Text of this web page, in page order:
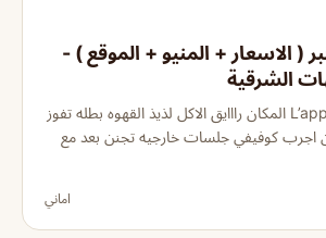
( الاسعار + المنيو + الموقع ) -
الشرقية
لابيل كافيه الخبر L’appel المكان رااايق الاكل لذيذ القهوه بطله تفوز
اجرب كوفيفي جلسات خارجيه تجنن بعد مع
اماني